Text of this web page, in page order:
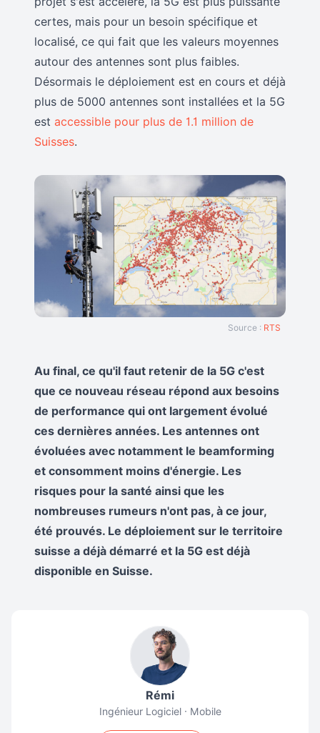
certes, mais pour un besoin spécifique et
localisé, ce qui fait que les valeurs moyennes
autour des antennes sont plus faibles.
Désormais le déploiement est en cours et déjà
plus de 5000 antennes sont installées et la 5G
est accessible pour plus de 1.1 million de
Suisses.
Source : RTS
Au final, ce qu'il faut retenir de la 5G c'est
que ce nouveau réseau répond aux besoins
de performance qui ont largement évolué
ces dernières années. Les antennes ont
évoluées avec notamment le beamforming
et consomment moins d'énergie. Les
risques pour la santé ainsi que les
nombreuses rumeurs n'ont pas, à ce jour,
été prouvés. Le déploiement sur le territoire
suisse a déjà démarré et la 5G est déjà
disponible en Suisse.
Rémi
Ingénieur Logiciel · Mobile